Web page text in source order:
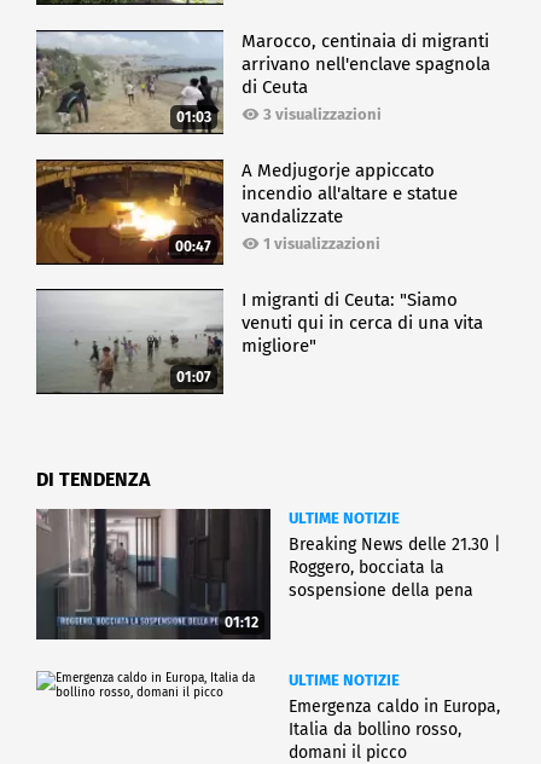
01:03
Marocco, centinaia di migranti
arrivano nell'enclave spagnola
di Ceuta
3 visualizzazioni
00:47
A Medjugorje appiccato
incendio all'altare e statue
vandalizzate
1 visualizzazioni
01:07
I migranti di Ceuta: "Siamo
venuti qui in cerca di una vita
migliore"
DI TENDENZA
01:12
ULTIME NOTIZIE
Breaking News delle 21.30 |
Roggero, bocciata la
sospensione della pena
ULTIME NOTIZIE
Emergenza caldo in Europa,
Italia da bollino rosso,
domani il picco